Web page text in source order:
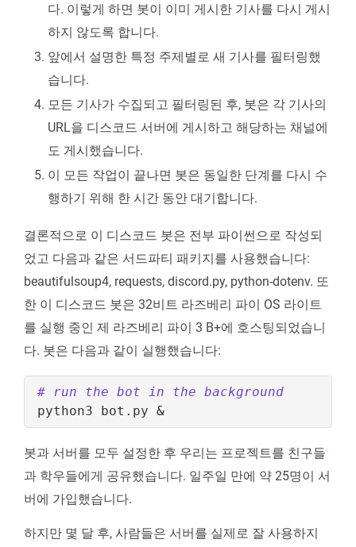
다. 이렇게 하면 봇이 이미 게시한 기사를 다시 게시
하지 않도록 합니다.
앞에서 설명한 특정 주제별로 새 기사를 필터링했
습니다.
모든 기사가 수집되고 필터링된 후, 봇은 각 기사의
URL을 디스코드 서버에 게시하고 해당하는 채널에
도 게시했습니다.
이 모든 작업이 끝나면 봇은 동일한 단계를 다시 수
행하기 위해 한 시간 동안 대기합니다.
결론적으로 이 디스코드 봇은 전부 파이썬으로 작성되
었고 다음과 같은 서드파티 패키지를 사용했습니다:
beautifulsoup4, requests, discord.py, python-dotenv. 또
한 이 디스코드 봇은 32비트 라즈베리 파이 OS 라이트
를 실행 중인 제 라즈베리 파이 3 B+에 호스팅되었습니
다. 봇은 다음과 같이 실행했습니다:
# run the bot in the background
python3 bot.py &
봇과 서버를 모두 설정한 후 우리는 프로젝트를 친구들
과 학우들에게 공유했습니다. 일주일 만에 약 25명이 서
버에 가입했습니다.
하지만 몇 달 후, 사람들은 서버를 실제로 잘 사용하지